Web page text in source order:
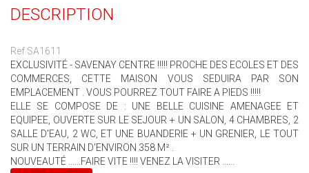
DESCRIPTION
Ref SA1611
EXCLUSIVITÉ - SAVENAY CENTRE !!!!! PROCHE DES ECOLES ET DES
COMMERCES, CETTE MAISON VOUS SEDUIRA PAR SON
EMPLACEMENT . VOUS POURREZ TOUT FAIRE A PIEDS !!!!!
ELLE SE COMPOSE DE : UNE BELLE CUISINE AMENAGEE ET
EQUIPEE, OUVERTE SUR LE SEJOUR + UN SALON, 4 CHAMBRES, 2
SALLE D'EAU, 2 WC, ET UNE BUANDERIE + UN GRENIER, LE TOUT
SUR UN TERRAIN D'ENVIRON 358 M² .
NOUVEAUTÉ ......FAIRE VITE !!!! VENEZ LA VISITER ......